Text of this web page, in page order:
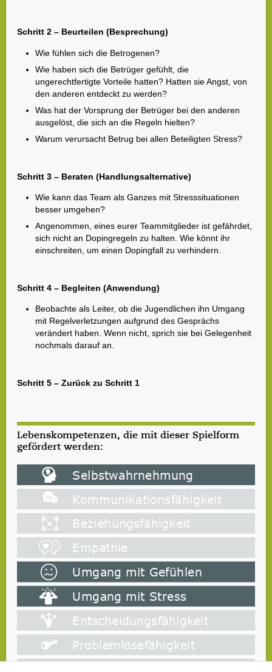
Schritt 2 – Beurteilen (Besprechung)
Wie fühlen sich die Betrogenen?
Wie haben sich die Betrüger gefühlt, die
ungerechtfertigte Vorteile hatten? Hatten sie Angst, von
den anderen entdeckt zu werden?
Was hat der Vorsprung der Betrüger bei den anderen
ausgelöst, die sich an die Regeln hielten?
Warum verursacht Betrug bei allen Beteiligten Stress?
Schritt 3 – Beraten (Handlungsalternative)
Wie kann das Team als Ganzes mit Stresssituationen
besser umgehen?
Angenommen, eines eurer Teammitglieder ist gefährdet,
sich nicht an Dopingregeln zu halten. Wie könnt ihr
einschreiten, um einen Dopingfall zu verhindern.
Schritt 4 – Begleiten (Anwendung)
Beobachte als Leiter, ob die Jugendlichen ihn Umgang
mit Regelverletzungen aufgrund des Gesprächs
verändert haben. Wenn nicht, sprich sie bei Gelegenheit
nochmals darauf an.
Schritt 5 – Zurück zu Schritt 1
Lebenskompetenzen, die mit dieser Spielform
gefördert werden: